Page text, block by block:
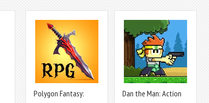
Polygon Fantasy:
Dan the Man: Action